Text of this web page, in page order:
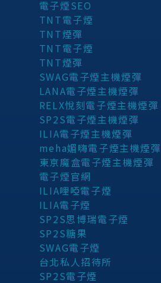
電子煙SEO
TNT電子煙
TNT煙彈
TNT電子煙
TNT煙彈
SWAG電子煙主機煙彈
LANA電子煙主機煙彈
RELX悅刻電子煙主機煙彈
SP2S電子煙主機煙彈
ILIA電子煙主機煙彈
meha媚嗨電子煙主機煙彈
東京魔盒電子煙主機煙彈
電子煙官網
ILIA哩啞電子煙
ILIA電子煙
SP2S思博瑞電子煙
SP2S糖果
SWAG電子煙
台北私人招待所
SP2S電子煙